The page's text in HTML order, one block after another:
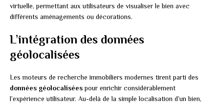
virtuelle, permettant aux utilisateurs de visualiser le bien avec
différents aménagements ou décorations.
L’intégration des données
géolocalisées
Les moteurs de recherche immobiliers modernes tirent parti des
données géolocaliséespour enrichir considérablement
l’expérience utilisateur. Au-delà de la simple localisation d’un bien,